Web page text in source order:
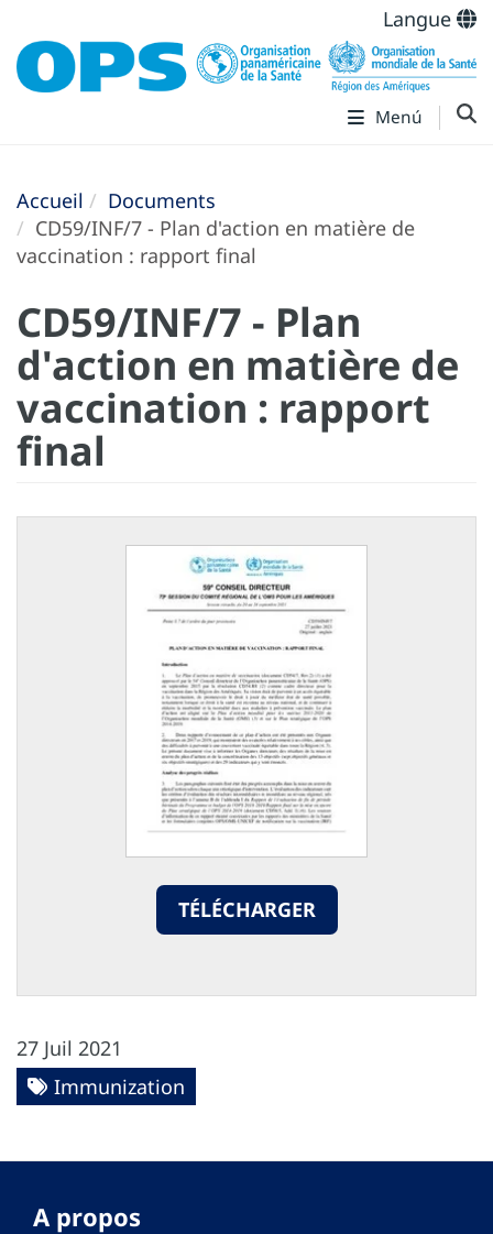
Langue
Menú
Accueil
Documents
CD59/INF/7 - Plan d'action en matière de
vaccination : rapport final
CD59/INF/7 - Plan
d'action en matière de
vaccination : rapport
final
TÉLÉCHARGER
27 Juil 2021
Immunization
A propos